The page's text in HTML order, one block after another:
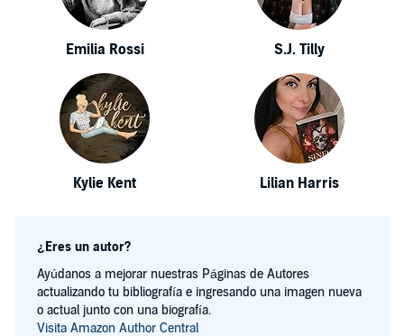
Emilia Rossi S.J. Tilly
Kylie Kent Lilian Harris
¿Eres un autor?
Ayúdanos a mejorar nuestras Páginas de Autores
actualizando tu bibliografía e ingresando una imagen nueva
o actual junto con una biografía.
Visita Amazon Author Central